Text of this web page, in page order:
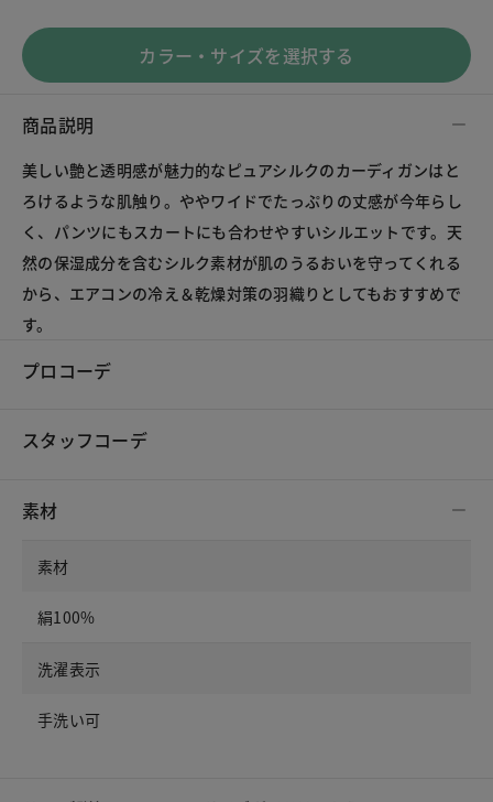
カラー・サイズを選択する
商品説明
美しい艶と透明感が魅力的なピュアシルクのカーディガンはと
ろけるような肌触り。ややワイドでたっぷりの丈感が今年らし
く、パンツにもスカートにも合わせやすいシルエットです。天
然の保湿成分を含むシルク素材が肌のうるおいを守ってくれる
から、エアコンの冷え＆乾燥対策の羽織りとしてもおすすめで
す。
プロコーデ
スタッフコーデ
素材
素材
絹100%
洗濯表示
手洗い可